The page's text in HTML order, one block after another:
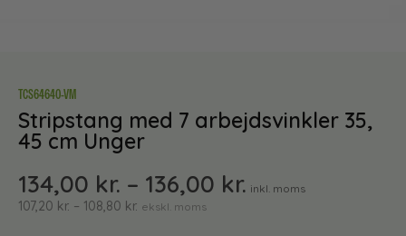
TCS64640-VM
Stripstang med 7 arbejdsvinkler 35,
45 cm Unger
134,00 kr. – 136,00 kr. inkl. moms
107,20 kr. – 108,80 kr. ekskl. moms